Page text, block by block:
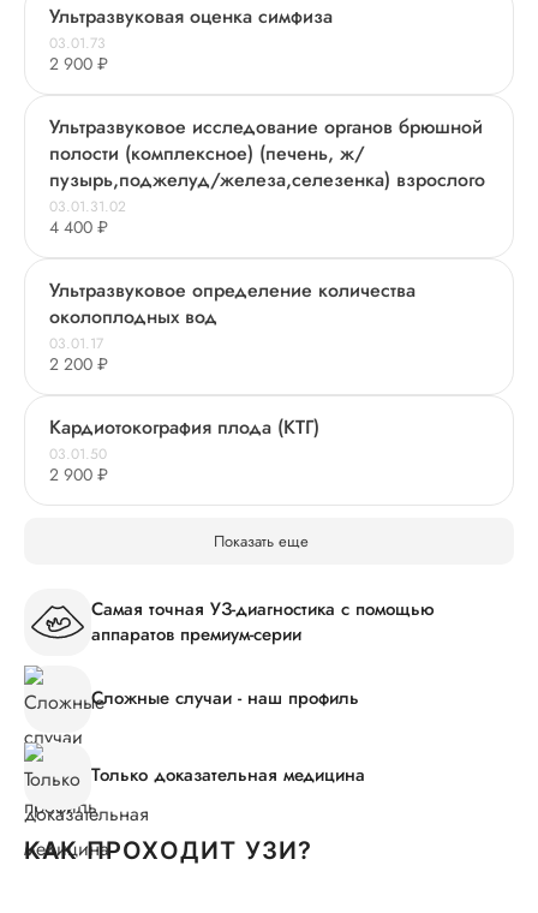
Ультразвуковая оценка симфиза
03.01.73
2 900 ₽
Ультразвуковое исследование органов брюшной
полости (комплексное) (печень, ж/
пузырь,поджелуд/железа,селезенка) взрослого
03.01.31.02
4 400 ₽
Ультразвуковое определение количества
околоплодных вод
03.01.17
2 200 ₽
Кардиотокография плода (КТГ)
03.01.50
2 900 ₽
Показать еще
Самая точная УЗ-диагностика с помощью
аппаратов премиум-серии
Сложные случаи - наш профиль
Только доказательная медицина
КАК ПРОХОДИТ УЗИ?